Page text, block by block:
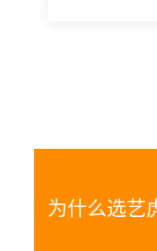
为什么选艺